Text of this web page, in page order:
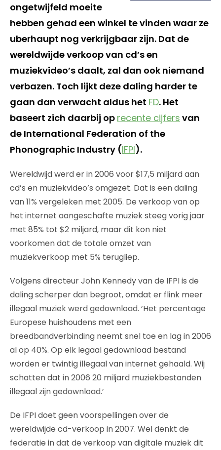
ongetwijfeld moeite
hebben gehad een winkel te vinden waar ze
uberhaupt nog verkrijgbaar zijn. Dat de
wereldwijde verkoop van cd’s en
muziekvideo’s daalt, zal dan ook niemand
verbazen. Toch lijkt deze daling harder te
gaan dan verwacht aldus het FD. Het
baseert zich daarbij op recente cijfers van
de International Federation of the
Phonographic Industry (IFPI).
Wereldwijd werd er in 2006 voor $17,5 miljard aan
cd’s en muziekvideo’s omgezet. Dat is een daling
van 11% vergeleken met 2005. De verkoop van op
het internet aangeschafte muziek steeg vorig jaar
met 85% tot $2 miljard, maar dit kon niet
voorkomen dat de totale omzet van
muziekverkoop met 5% terugliep.
Volgens directeur John Kennedy van de IFPI is de
daling scherper dan begroot, omdat er flink meer
illegaal muziek werd gedownload. ‘Het percentage
Europese huishoudens met een
breedbandverbinding neemt snel toe en lag in 2006
al op 40%. Op elk legaal gedownload bestand
worden er twintig illegaal van internet gehaald. Wij
schatten dat in 2006 20 miljard muziekbestanden
illegaal zijn gedownload.’
De IFPI doet geen voorspellingen over de
wereldwijde cd-verkoop in 2007. Wel denkt de
federatie in dat de verkoop van digitale muziek dit